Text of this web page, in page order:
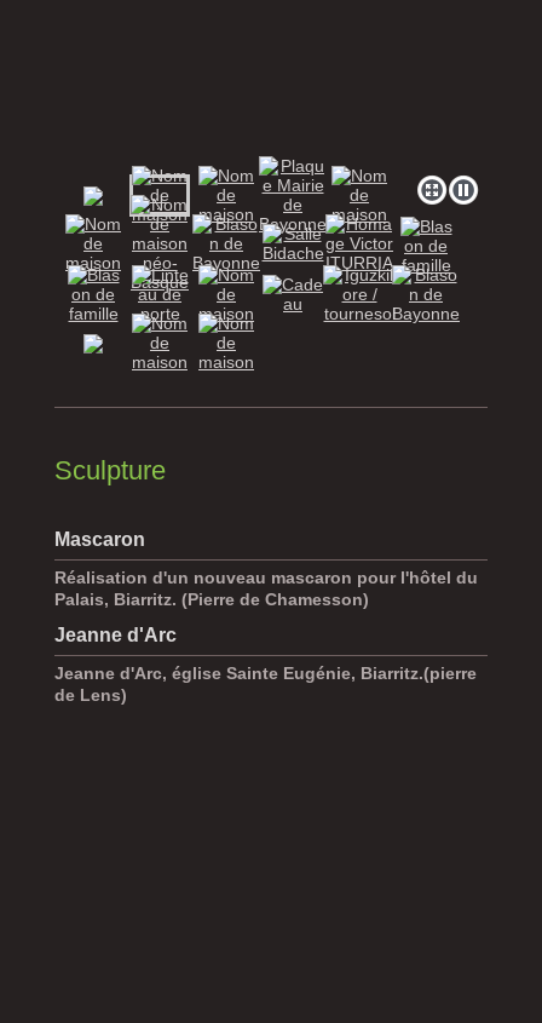
Sculpture
Mascaron
Réalisation d'un nouveau mascaron pour l'hôtel du
Palais, Biarritz. (Pierre de Chamesson)
Jeanne d'Arc
Jeanne d'Arc, église Sainte Eugénie, Biarritz.(pierre
de Lens)